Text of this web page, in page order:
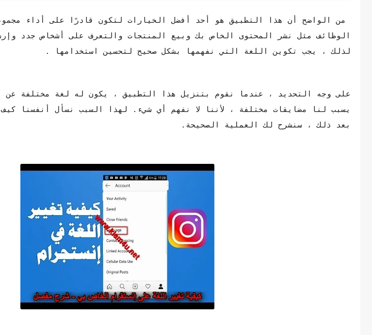
من الواضح أن هذا التطبيق هو أحد أفضل الخيارات لتكون قادرًا على أداء
لذلك ، يجب تكوين اللغة التي نفهمها بشكل صحيح لتحسين استخدامها .
على وجه التحديد ، عندما نقوم بتنزيل هذا التطبيق ، يكون له لغة مختلفة عن
يسبب لنا مضايقات مختلفة ، لأننا لا نفهم أي شيء. لهذا السبب نسأل أنفسنا
بعد ذلك ، سنشرح لك العملية الصحيحة.